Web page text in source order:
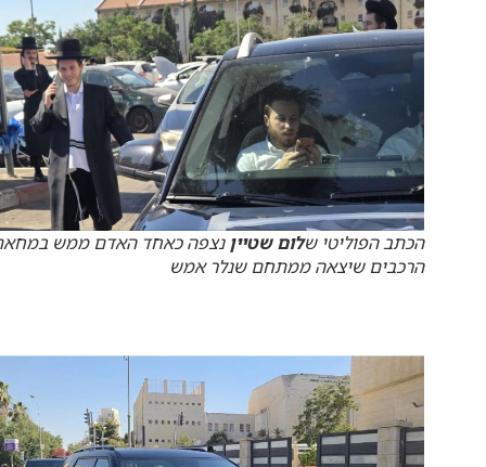
הכתב הפוליטי שלום שטיין נצפה כאחד האדם ממש
הרכבים שיצאה ממתחם שנלר אמש